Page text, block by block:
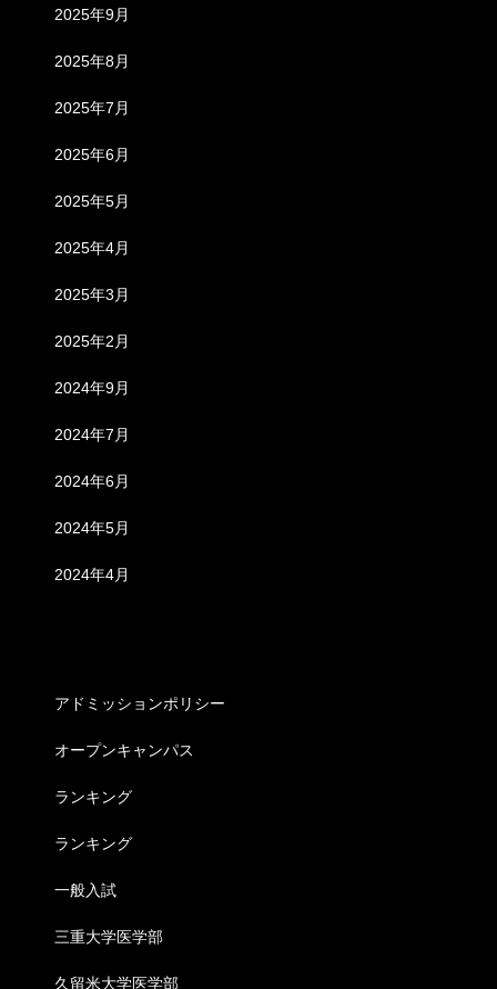
2025年9月
2025年8月
2025年7月
2025年6月
2025年5月
2025年4月
2025年3月
2025年2月
2024年9月
2024年7月
2024年6月
2024年5月
2024年4月
アドミッションポリシー
オープンキャンパス
ランキング
ランキング
一般入試
三重大学医学部
久留米大学医学部